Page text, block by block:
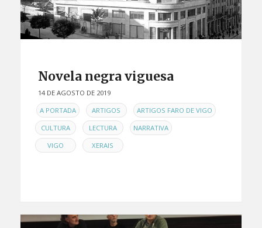
Novela negra viguesa
14 DE AGOSTO DE 2019
ENA PORTADA , ARTIGOS , ARTIGOS FARO DE VIGO ,
CULTURA , LECTURA , NARRATIVA ,
VIGO , XERAIS